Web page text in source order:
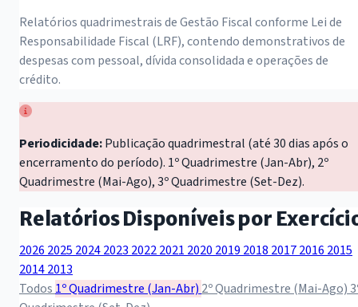
Relatórios quadrimestrais de Gestão Fiscal conforme Lei de
Responsabilidade Fiscal (LRF), contendo demonstrativos de
despesas com pessoal, dívida consolidada e operações de
crédito.
Periodicidade:Publicação quadrimestral (até 30 dias após o
encerramento do período). 1º Quadrimestre (Jan-Abr), 2º
Quadrimestre (Mai-Ago), 3º Quadrimestre (Set-Dez).
Relatórios Disponíveis por
2026 2025 20242023 20222021 2020 2019 2018 20172016 2015
20142013
Todos 1º Quadrimestre (Jan-Abr) 2º Quadrimestre (Mai-Ago)